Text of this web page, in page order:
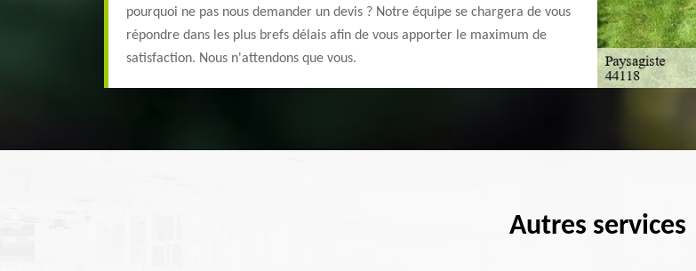
pourquoi ne pas nous demander un devis ? Notre équipe se chargera de vous
répondre dans les plus brefs délais afin de vous apporter le maximum de
satisfaction. Nous n'attendons que vous.
Autres services